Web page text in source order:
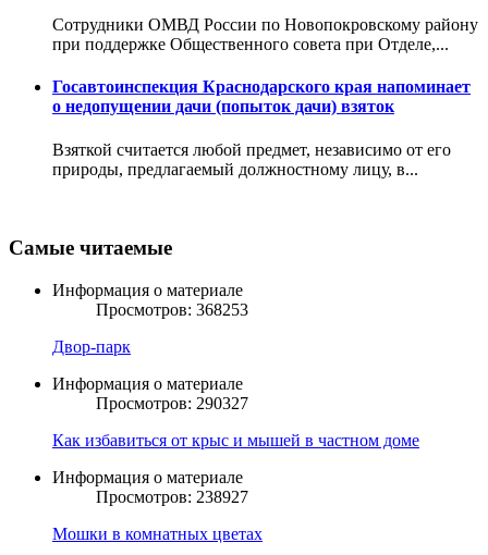
Сотрудники ОМВД России по Новопокровскому району
при поддержке Общественного совета при Отделе,...
Госавтоинспекция Краснодарского края напоминает
о недопущении дачи (попыток дачи) взяток
Взяткой считается любой предмет, независимо от его
природы, предлагаемый должностному лицу, в...
Самые читаемые
Информация о материале
Просмотров: 368253
Двор-парк
Информация о материале
Просмотров: 290327
Как избавиться от крыс и мышей в частном доме
Информация о материале
Просмотров: 238927
Мошки в комнатных цветах